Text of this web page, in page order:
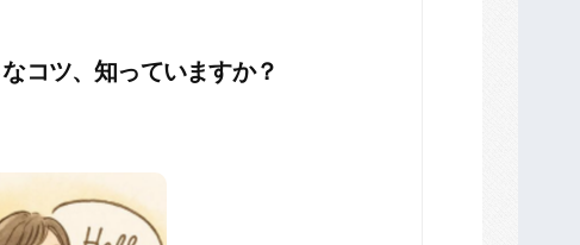
コツ、知っていますか？